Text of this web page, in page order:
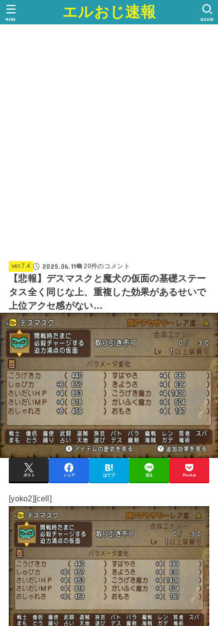
エルおじ速報 SEARCH
MENU
ver.7.4 2025.06.11 20件のコメント
【悲報】デスマスクと魔犬の仮面の基礎ステー
タス全く同じな上、重複した効果があるせいで
上位アクセ感がない…
ポスト シェア はてブ 送る Pocket
[yoko2][cell]